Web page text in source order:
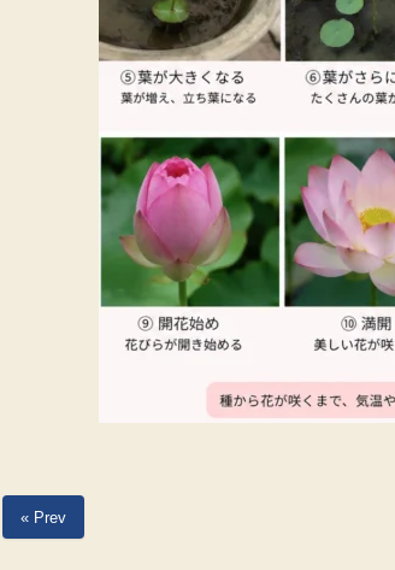
« Prev